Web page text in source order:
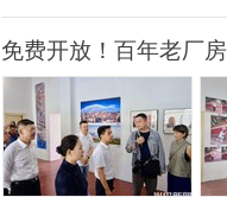
免费开放！百年老厂